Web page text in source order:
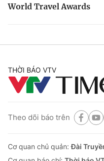
World Travel Awards
THỜI BÁO VTV
Theo dõi báo trên
Cơ quan chủ quản:Đài